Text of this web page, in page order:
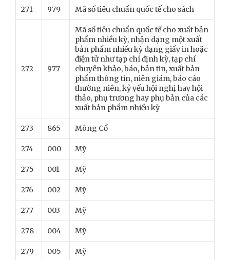
271 979 Mã số tiêu chuẩn quốc tế cho sách
272 977
Mã số tiêu chuẩn quốc tế cho xuất bản
phẩm nhiều kỳ, nhận dạng một xuất
bản phẩm nhiều kỳ dạng giấy in hoặc
điện tử như tạp chí định kỳ, tạp chí
chuyên khảo, báo, bản tin, xuất bản
phẩm thông tin, niên giám, báo cáo
thường niên, kỷ yếu hội nghị hay hội
thảo, phụ trương hay phụ bản của các
xuất bản phẩm nhiều kỳ
273 865 Mông Cổ
274 000 Mỹ
275 001 Mỹ
276 002 Mỹ
277 003 Mỹ
278 004 Mỹ
279 005 Mỹ